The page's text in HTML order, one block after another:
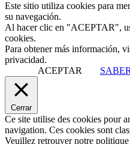
Este sitio utiliza cookies para
su navegación.
Al hacer clic en "ACEPTAR",
cookies.
Para obtener más información,
privacidad.
ACEPTAR
Cerrar
Ce site utilise des cookies pour
navigation. Ces cookies sont
Veuillez retrouver notre